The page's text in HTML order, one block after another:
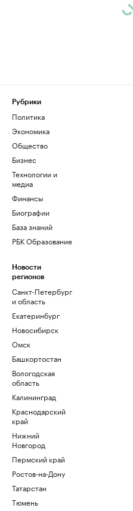
Рубрики
Политика
Экономика
Общество
Бизнес
Технологии и
медиа
Финансы
Биографии
База знаний
РБК Образование
Новости
регионов
Санкт-Петербург
и область
Екатеринбург
Новосибирск
Омск
Башкортостан
Вологодская
область
Калининград
Краснодарский
край
Нижний
Новгород
Пермский край
Ростов-на-Дону
Татарстан
Тюмень